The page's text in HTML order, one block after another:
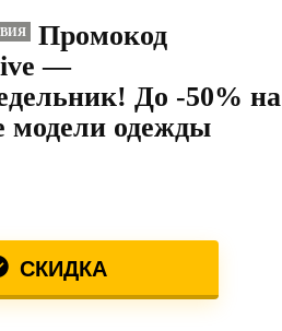
Промокод
—
До -50% на
модели одежды
СКИДКА